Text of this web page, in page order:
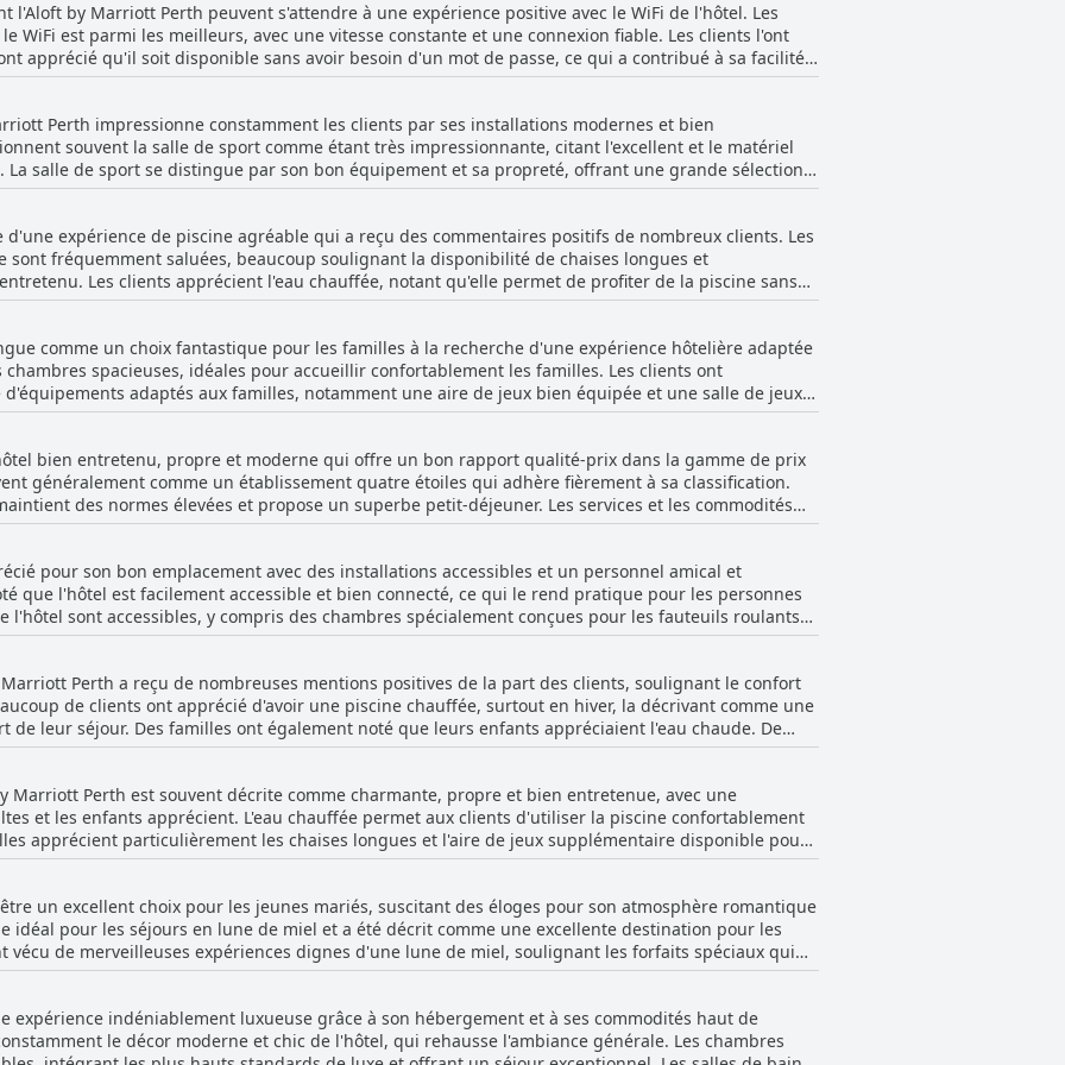
la volonté du personnel de se surpasser pour répondre à toutes les demandes ou besoins, qu'il
ou simplement d'assurer un séjour agréable. La compétence et la politesse du personnel
de nombreux commentateurs soulignant leurs excellentes compétences en matière de
Perth n'est pas seulement bon dans son travail, mais qu'il se soucie également sincèrement de
leur compétence et leur service exceptionnel contribuent de manière significative à la
l'ensemble, le dévouement du personnel à fournir un service exceptionnel et à créer un
que les clients repartent avec de bons souvenirs de leur séjour.
l'Aloft by Marriott Perth peuvent s'attendre à une expérience positive avec le WiFi de l'hôtel. Les
WiFi est parmi les meilleurs, avec une vitesse constante et une connexion fiable. Les clients l'ont
apprécié qu'il soit disponible sans avoir besoin d'un mot de passe, ce qui a contribué à sa facilité
et gratuit a permis aux clients de se connecter sans effort dans les espaces communs et les
être des exceptions plutôt que la règle. De plus, certains clients ont estimé que des informations
confusion potentielle. Dans l'ensemble, l'Aloft by Marriott Perth offre une
clients ont trouvé positive pour leur séjour.
Perth impressionne constamment les clients par ses installations modernes et bien
souvent la salle de sport comme étant très impressionnante, citant l'excellent et le matériel
salle de sport se distingue par son bon équipement et sa propreté, offrant une grande sélection
remarquée pour ses salles modernes et ventilées qui améliorent l'expérience d'entraînement. Bien
que la salle de sport pourrait bénéficier de certains travaux d'entretien et d'améliorations, le
De nombreux clients ont apprécié la salle de sport dans le cadre de leur séjour, soulignant sa
commodités comme la piscine et l'espace de loisirs avec des jeux et du tennis de table
de remise en forme de l'Aloft by Marriott Perth un établissement de premier ordre pour les
d'une expérience de piscine agréable qui a reçu des commentaires positifs de nombreux clients. Les
sont fréquemment saluées, beaucoup soulignant la disponibilité de chaises longues et
Les clients apprécient l'eau chauffée, notant qu'elle permet de profiter de la piscine sans
en fait une caractéristique fantastique, en particulier pour les enfants qui, selon les dires,
la piscine extérieure est décrite comme formidable, ajoutant à la polyvalence des équipements.
parfois froide, le sentiment général reste positif, les clients appréciant leur temps à la piscine. Le
être amélioré, mais cela ne diminue pas de manière significative le plaisir général. Bien qu'il y
la proximité de la piscine avec la route principale, celles-ci n'éclipsent pas les aspects
et l'espace environnant bien entretenu contribuent à une expérience agréable et rafraîchissante à
comme un choix fantastique pour les familles à la recherche d'une expérience hôtelière adaptée
spacieuses, idéales pour accueillir confortablement les familles. Les clients ont
adaptés aux familles, notamment une aire de jeux bien équipée et une salle de jeux
les activités planifiées pour les enfants et la variété
pong et les jeux d'arcade, qui ont diverti leurs petits. L'environnement général de l'hôtel a été
et relaxant, avec de nombreuses installations qui garantissent que tous les membres de la famille
et serviable a également contribué à l'expérience familiale positive, en veillant à ce que les
Dans l'ensemble, l'Aloft by Marriott Perth apparaît comme une
les familles, offrant un bon rapport qualité-prix et un séjour agréable, de nombreux clients
de futures vacances en famille.
bien entretenu, propre et moderne qui offre un bon rapport qualité-prix dans la gamme de prix
généralement comme un établissement quatre étoiles qui adhère fièrement à sa classification.
des normes élevées et propose un superbe petit-déjeuner. Les services et les commodités
d'un établissement quatre étoiles, et beaucoup louent la qualité supérieure des chambres et
quelques remarques suggérant que l'hôtel ne répond pas aux normes 4,5 étoiles, les niveaux de
quatre étoiles. Dans l'ensemble, l'Aloft by Marriott Perth est considéré comme l'une des
offrant constamment un excellent rapport qualité-prix et une expérience agréable.
pour son bon emplacement avec des installations accessibles et un personnel amical et
que l'hôtel est facilement accessible et bien connecté, ce qui le rend pratique pour les personnes
l'hôtel sont accessibles, y compris des chambres spécialement conçues pour les fauteuils roulants
bien que certains aient mentionné des problèmes avec le parking Wilson. L'accessibilité
adaptables, assurant un séjour confortable pour tous.
Perth a reçu de nombreuses mentions positives de la part des clients, soulignant le confort
de clients ont apprécié d'avoir une piscine chauffée, surtout en hiver, la décrivant comme une
leur séjour. Des familles ont également noté que leurs enfants appréciaient l'eau chaude. De
entretenue et en bon état. Cependant, quelques commentaires indiquaient que la piscine pouvait
la piscine chauffée a ajouté une valeur significative à l'expérience client à l'hôtel.
Marriott Perth est souvent décrite comme charmante, propre et bien entretenue, avec une
et les enfants apprécient. L'eau chauffée permet aux clients d'utiliser la piscine confortablement
apprécient particulièrement les chaises longues et l'aire de jeux supplémentaire disponible pour
piscine et les installations, y compris un petit-déjeuner très apprécié avec des options sans
l'expérience des clients.
un excellent choix pour les jeunes mariés, suscitant des éloges pour son atmosphère romantique
idéal pour les séjours en lune de miel et a été décrit comme une excellente destination pour les
vécu de merveilleuses expériences dignes d'une lune de miel, soulignant les forfaits spéciaux qui
La suite nuptiale a été particulièrement saluée, étant qualifiée de parfaite par les clients.
en décorant les chambres avec des pétales de rose, des chocolats et des messages personnalisés
unique et romantique pour les occasions importantes telles qu'un anniversaire. Dans
est fortement recommandé à ceux qui célèbrent leur amour et recherchent une escapade
expérience indéniablement luxueuse grâce à son hébergement et à ses commodités haut de
le décor moderne et chic de l'hôtel, qui rehausse l'ambiance générale. Les chambres